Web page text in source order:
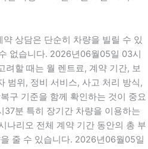
상담은 단순히 차량을 빌릴 수 있
없습니다. 2026년06월05일 03시
려할 때는 월 렌트료, 계약 기간, 보
범위, 정비 서비스, 사고 처리 방식,
구 기준을 함께 확인하는 것이 중요
분 특히 장기간 차량을 이용하는
나리오 전체 계약 기간 동안의 총 부
줄 수 있습니다. 2026년06월05일